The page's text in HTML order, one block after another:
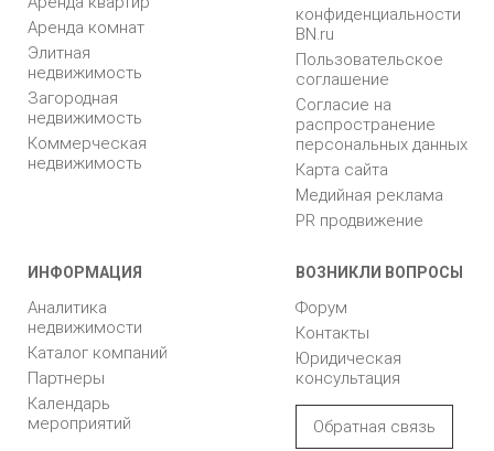
Аренда комнат
Элитная
недвижимость
Загородная
недвижимость
Коммерческая
недвижимость
конфиденциальности
BN.ru
Пользовательское
соглашение
Согласие на
распространение
персональных данных
Карта сайта
Медийная реклама
PR продвижение
ИНФОРМАЦИЯ
Аналитика
недвижимости
Каталог компаний
Партнеры
Календарь
мероприятий
ВОЗНИКЛИ ВОПРОСЫ
Форум
Контакты
Юридическая
консультация
Обратная связь